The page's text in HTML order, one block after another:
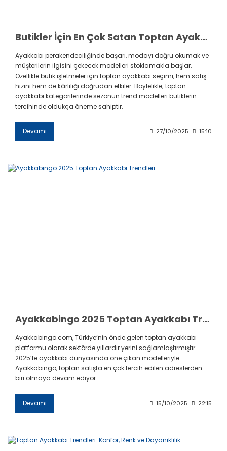
Butikler İçin En Çok Satan Toptan Ayakkabı Modelleri
Ayakkabı perakendeciliğinde başarı, modayı doğru okumak ve
müşterilerin ilgisini çekecek modelleri stoklamakla başlar.
Özellikle butik işletmeler için toptan ayakkabı seçimi, hem satış
hızını hem de kârlılığı doğrudan etkiler. Böylelikle; toptan
ayakkabı kategorilerinde sezonun trend modelleri butiklerin
tercihinde oldukça öneme sahiptir.
Devamı 27/10/2025 15:10
Ayakkabingo 2025 Toptan Ayakkabı Trendleri
Ayakkabingo.com, Türkiye’nin önde gelen toptan ayakkabı
platformu olarak sektörde yıllardır yerini sağlamlaştırmıştır.
2025’te ayakkabı dünyasında öne çıkan modelleriyle
Ayakkabingo, toptan satışta en çok tercih edilen adreslerden
biri olmaya devam ediyor.
Devamı 15/10/2025 22:15